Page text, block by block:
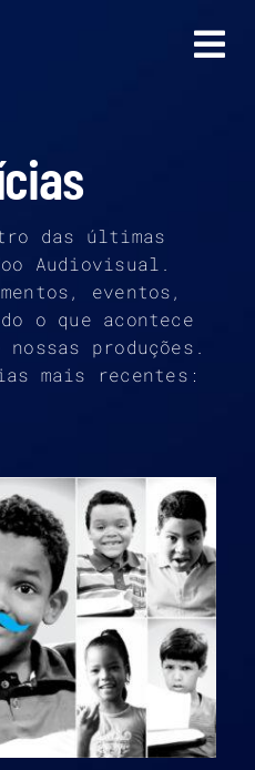
das últimas
Audiovisual.
eventos,
o que acontece
produções.
mais recentes: